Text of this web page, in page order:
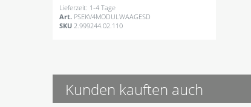
Lieferzeit: 1-4 Tage
Art. PSEKV4MODULWAAGESD
SKU 2.999244.02.110
Kunden kauften auch